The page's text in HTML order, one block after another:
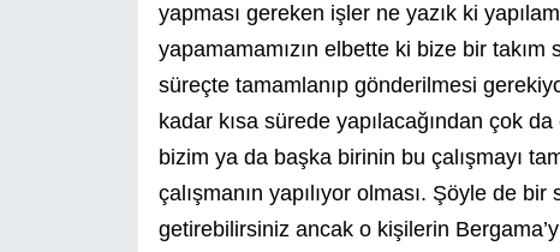
yapması gereken işler ne yazık ki
yapamamamızın elbette ki bize bir
süreçte tamamlanıp gönderilmesi
kadar kısa sürede yapılacağından çok
bizim ya da başka birinin bu çalışmayı
çalışmanın yapılıyor olması. Şöyle de
getirebilirsiniz ancak o kişilerin